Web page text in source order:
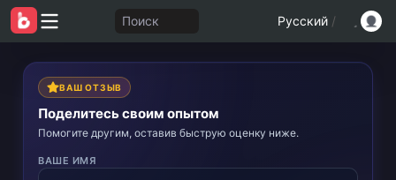
Поиск Русский /
ВАШ ОТЗЫВ
Поделитесь своим опытом
Помогите другим, оставив быструю оценку ниже.
ВАШЕ ИМЯ